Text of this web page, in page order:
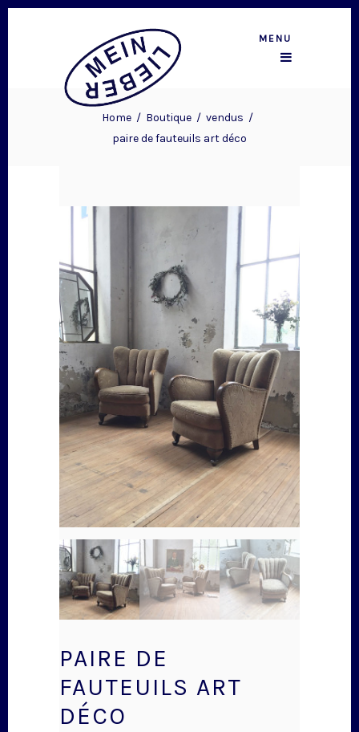
MENU
Home/ Boutique/ vendus /
paire de fauteuils art déco
PAIRE DE
FAUTEUILS ART
DÉCO